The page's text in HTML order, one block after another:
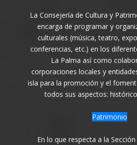
La Consejería de Cultura y
encarga de programar y
culturales (música, teatro,
conferencias, etc.) en los
La Palma así como
corporaciones locales y
isla para la promoción y el
todos sus aspectos:
Patrimonio
En lo que respecta a la